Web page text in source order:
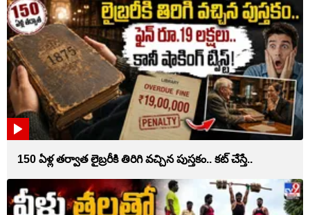
150 ఏళ్ల తర్వాత లైబ్రరీకి తిరిగి వచ్చిన పుస్తకం.. కట్ చేస్తే..